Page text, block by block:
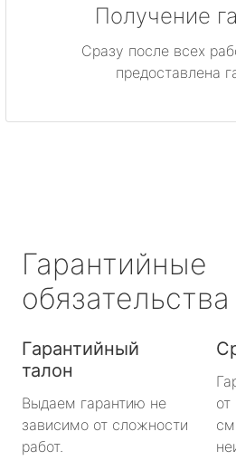
Получение
Сразу после всех
предоставлена
Гарантийные
обязательства
Гарантийный
талон
Выдаем гарантию не
зависимо от сложности
работ.